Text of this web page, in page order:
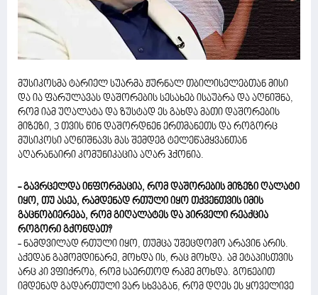
მუსიკოსმა ტარიელ სუარმა ჟურნალ თბილისელებთან მისი
და ია ფარულავას დაშორების სესახებ ისაუბრა და აღნიშნა,
რომ იამ უღალატა და ზუსტად ეს გახდა მათი დაშორების
მიზეზი, 3 თვის წინ დაშორდნენ ერთმანეთს და როგორც
მუსიკოსი აღნიშნავს მას შემდეგ ტელეწამყვანთან
აღარანაირი კომუნიკაცია აღარ ჰქონია.
- გავრცელდა ინფორმაცია, რომ დაშორების მიზეზი ღალატი
იყო, თუ ასეა, რამდენად რთული იყო თქვენთვის იმის
გაცნობიერება, რომ გიღალატეს და პირველი რეაქცია
როგორი გქონდათ?
- ნამდვილად რთული იყო, თუმცა უშეცდომო არავინ არის.
აქედან გამომდინარე, მოხდა ის, რაც მოხდა. ამ ეტაპისთვის
არც კი ვფიქრობ, რომ საერთოდ რამე მოხდა. გონებით
იმდენად გადართული ვარ სხვაგან, რომ დღეს ეს ყოველივე